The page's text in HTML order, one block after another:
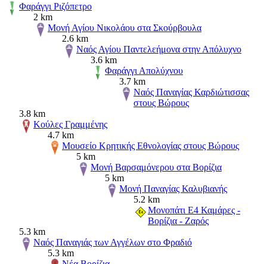
Φαράγγι Ριζόπετρο
2 km
Μονή Αγίου Νικολάου στα Σκούρβουλα
2.6 km
Ναός Αγίου Παντελεήμονα στην Απόλυχνο
3.6 km
Φαράγγι Απολύχνου
3.7 km
Ναός Παναγίας Καρδιώτισσας
στους Βώρους
3.8 km
Κούλες Γραμμένης
4.7 km
Μουσείο Κρητικής Εθνολογίας στους Βώρους
5 km
Μονή Βαρσαμόνερου στα Βορίζια
5 km
Μονή Παναγίας Καλυβιανής
5.2 km
Μονοπάτι Ε4 Καμάρες -
Βορίζια - Ζαρός
5.3 km
Ναός Παναγιάς των Αγγέλων στο Φραδιό
5.3 km